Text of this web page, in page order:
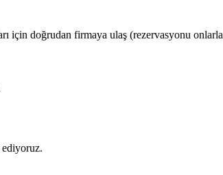
için doğrudan firmaya ulaş (rezervasyonu